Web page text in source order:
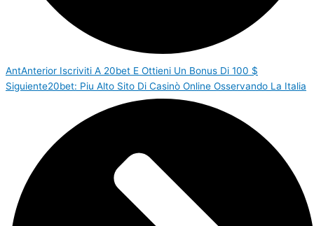
AntAnterior Iscriviti A 20bet E Ottieni Un Bonus Di 100 $
Siguiente20bet: Piu Alto Sito Di Casinò Online Osservando La Italia